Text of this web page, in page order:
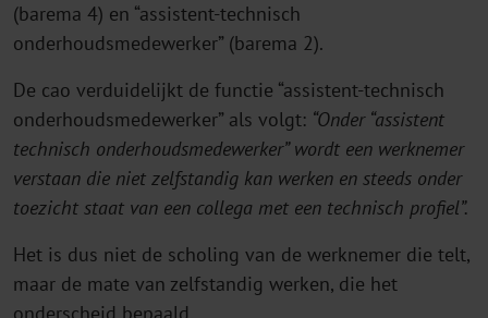
(barema 4) en “assistent-technisch
onderhoudsmedewerker” (barema 2).
De cao verduidelijkt de functie “assistent-technisch
onderhoudsmedewerker” als volgt: “Onder “assistent
technisch onderhoudsmedewerker” wordt een werknemer
verstaan die niet zelfstandig kan werken en steeds onder
toezicht staat van een collega met een technisch profiel”.
Het is dus niet de scholing van de werknemer die telt,
maar de mate van zelfstandig werken, die het